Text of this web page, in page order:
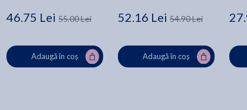
46.75 Lei 55.00 Lei
Adaugă în coș
52.16 Lei 54.90 Lei
Adaugă în coș